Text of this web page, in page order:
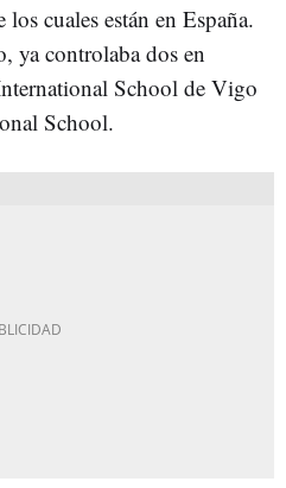
cuales están en España.
ya controlaba dos en
School de Vigo
School.